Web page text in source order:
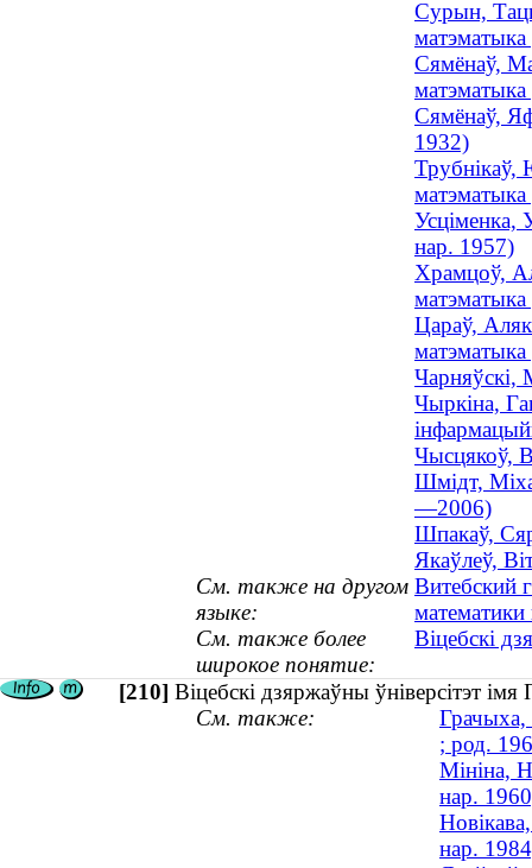
Сурын,
Сямёнаў,
Сямёнаў,
1932)
Трубнікаў,
Усціменка,
нар. 1957)
Храмцоў,
Цараў,
Чарняўскі,
Чыркіна,
Чысцякоў,
Шмідт,
—2006)
Шпакаў,
Якаўлеў,
См. также на другом
языке:
Витебский
См. также более
широкое понятие:
Віцебскі
[210] Віцебскі дзяржаўны ўніверсітэт
См. также:
Грачыха,
; род.
Мініна,
нар.
нар.